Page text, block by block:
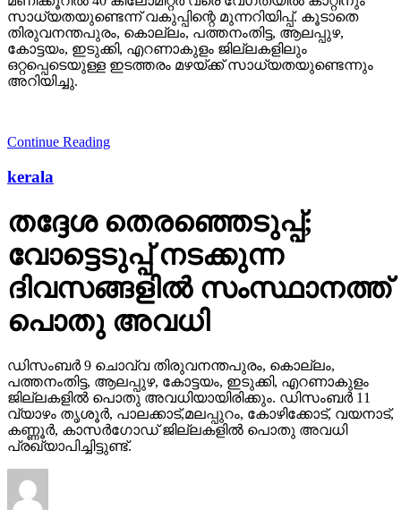
സാധ്യതയുണ്ടെന്ന് വകുപ്പിന്റെ മുന്നറിയിപ്പ്. കൂടാതെ
തിരുവനന്തപുരം, കൊല്ലം, പത്തനംതിട്ട, ആലപ്പുഴ,
കോട്ടയം, ഇടുക്കി, എറണാകുളം ജില്ലകളിലും
ഒറ്റപ്പെടെയുള്ള ഇടത്തരം മഴയ്ക്ക് സാധ്യതയുണ്ടെന്നും
അറിയിച്ചു.
Continue Reading
kerala
തദ്ദേശ തെരഞ്ഞെടുപ്പ്;
വോട്ടെടുപ്പ് നടക്കുന്ന
ദിവസങ്ങളില്‍ സംസ്ഥാനത്ത്
പൊതു അവധി
ഡിസംബര്‍ 9 ചൊവ്വ തിരുവനന്തപുരം, കൊല്ലം,
പത്തനംതിട്ട, ആലപ്പുഴ, കോട്ടയം, ഇടുക്കി, എറണാകുളം
ജില്ലകളില്‍ പൊതു അവധിയായിരിക്കും. ഡിസംബര്‍ 11
വ്യാഴം തൃശൂര്‍, പാലക്കാട്,മലപ്പുറം, കോഴിക്കോട്, വയനാട്,
കണ്ണൂര്‍, കാസര്‍ഗോഡ് ജില്ലകളില്‍ പൊതു അവധി
പ്രഖ്യാപിച്ചിട്ടുണ്ട്.